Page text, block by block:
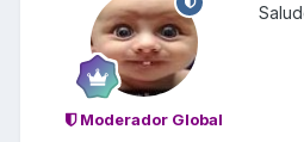
Moderador Global